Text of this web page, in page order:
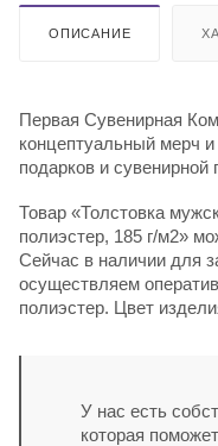
ОПИСАНИЕ
Первая Сувенирная
концептуальный мерч
подарков и сувенирной
Товар «Толстовка
полиэстер, 185 г/м2»
Сейчас в наличии для
осуществляем
полиэстер. Цвет
У нас есть
которая